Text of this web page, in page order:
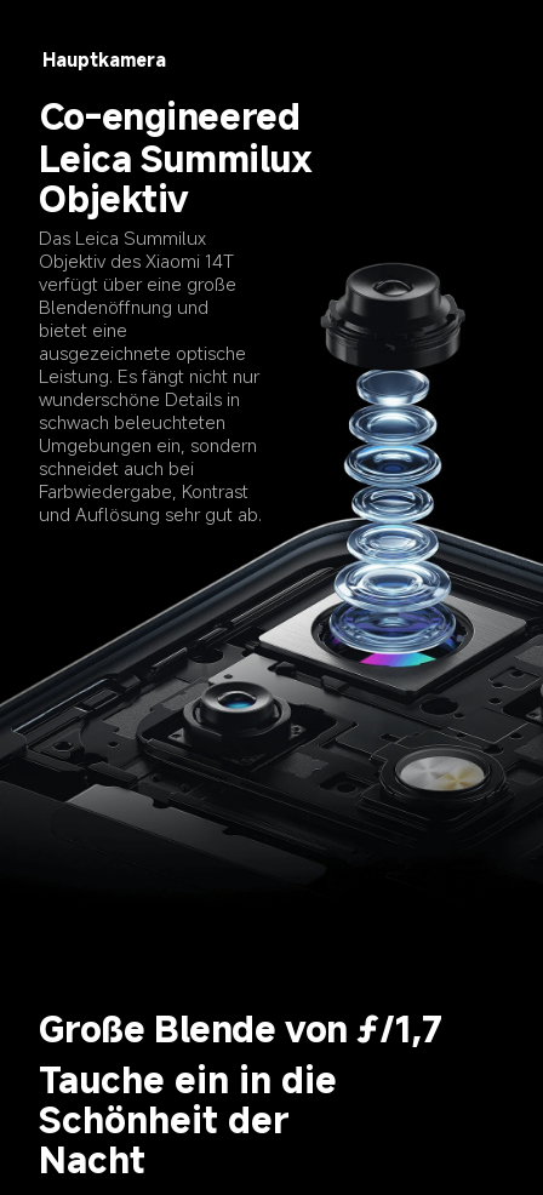
Hauptkamera
Co-engineered
Leica Summilux
Objektiv
Das Leica Summilux
Objektiv des Xiaomi 14T
verfügt über eine große
Blendenöffnung und
bietet eine
ausgezeichnete optische
Leistung. Es fängt nicht nur
wunderschöne Details in
schwach beleuchteten
Umgebungen ein, sondern
schneidet auch bei
Farbwiedergabe, Kontrast
und Auflösung sehr gut ab.
Große Blende von ƒ/1,7
Tauche ein in die
Schönheit der
Nacht